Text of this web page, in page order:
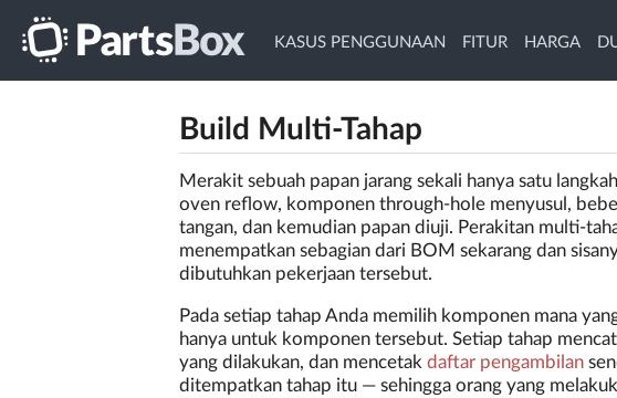
KASUS PENGGUNAAN FITUR HARGA
Build Multi-Tahap
Merakit sebuah papan jarang sekali hanya satu
oven reflow, komponen through-hole menyusul,
tangan, dan kemudian papan diuji. Perakitan multi-
menempatkan sebagian dari BOM sekarang dan
dibutuhkan pekerjaan tersebut.
Pada setiap tahap Anda memilih komponen mana
hanya untuk komponen tersebut. Setiap tahap
yang dilakukan, dan mencetak daftar pengambilan
ditempatkan tahap itu — sehingga orang yang